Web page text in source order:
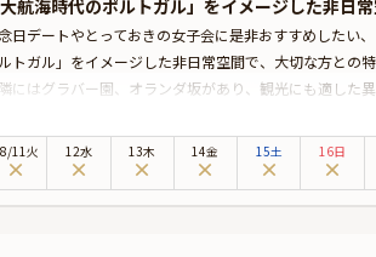
航海時代のポルトガル」をイメージした非日
日デートやとっておきの女子会に是非おすすめしたい
トガル」をイメージした非日常空間で、大切な方との
にはグラバー園、オランダ坂があり、観光にも適した
ントレ長崎の1階に位置する本格イタリアンレストラ
いた雰囲気の中でお食事をお楽しみいただけます。
し上がりいただくのは、こだわりの旬食材を使用した
る美食体験になること間違いありません。さらにはお
/11火 12水 13木 14金 15土 16日